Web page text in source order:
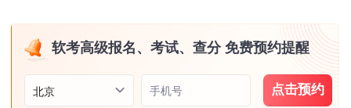
软考高级报名、考试、查分 免费预约提醒
北京 手机号 点击预约